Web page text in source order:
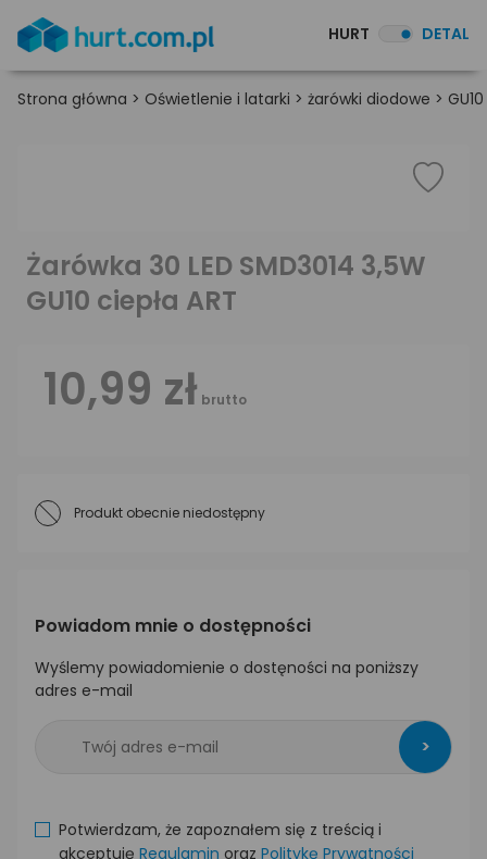
HURT DETAL
Strona główna > Oświetlenie i latarki > żarówki diodowe > GU10
Żarówka 30 LED SMD3014 3,5W
GU10 ciepła ART
10,99 zł brutto
Produkt obecnie niedostępny
Powiadom mnie o dostępności
Wyślemy powiadomienie o dostęności na poniższy
adres e-mail
>
Potwierdzam, że zapoznałem się z treścią i
akceptuję Regulamin oraz Politykę Prywatności